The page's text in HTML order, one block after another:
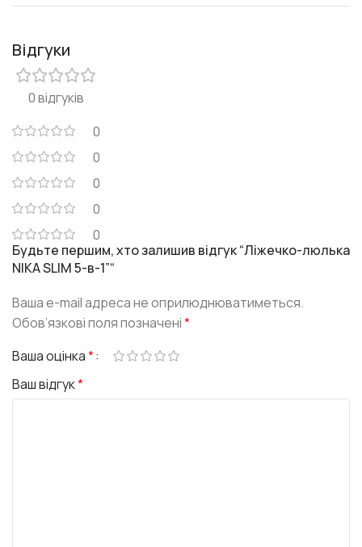
Відгуки
0 відгуків
0
0
0
0
0
Будьте першим, хто залишив відгук “Ліжечко-люлька
NIKA SLIM 5-в-1”“
Ваша e-mail адреса не оприлюднюватиметься.
Обов’язкові поля позначені*
Ваша оцінка*
Ваш відгук*